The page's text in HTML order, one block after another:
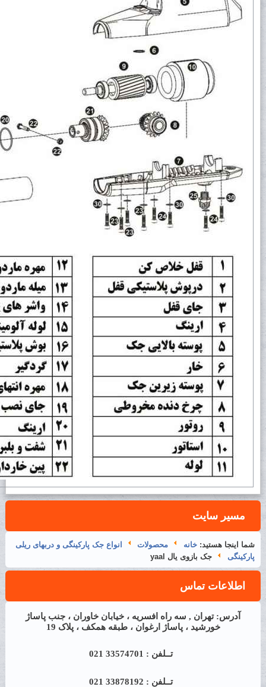
مسیر سایت
شما اینجا هستید:خانه محصولات
انواع جک پارکینگی و دربهای ریلی
پارکینگی
جک بازوی یال yaal
اطلاعات تماس
آدرس: تهران , سه راه افسریه ، خیابان خاوران ، جنب پاساژ
خورشید ، پاساژ ارغوان ، طبقه همکف ، پلاک 19
تــلفن : 33574701 021
تــلفن : 33878192 021